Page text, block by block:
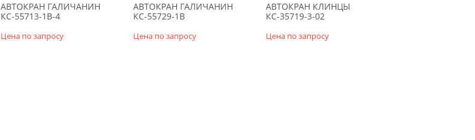
АВТОКРАН ГАЛИЧАНИН
КС-55713-1В-4
Цена по запросу
АВТОКРАН ГАЛИЧАНИН
КС-55729-1В
Цена по запросу
АВТОКРАН КЛИНЦЫ
КС-35719-3-02
Цена по запросу